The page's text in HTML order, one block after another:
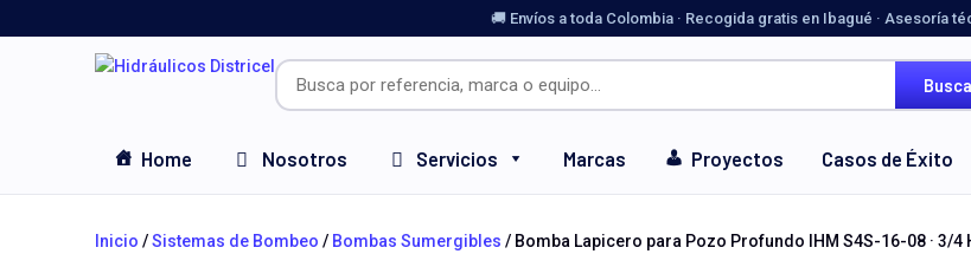
🚚 Envíos a toda Colombia · Recogida gratis en Ibagué · Asesoría
Home Nosotros Servicios Marcas Proyectos Casos de Éxito
Inicio /Sistemas de Bombeo / Bombas Sumergibles / Bomba Lapicero para Pozo Profundo IHM S4S-16-08 · 3/4